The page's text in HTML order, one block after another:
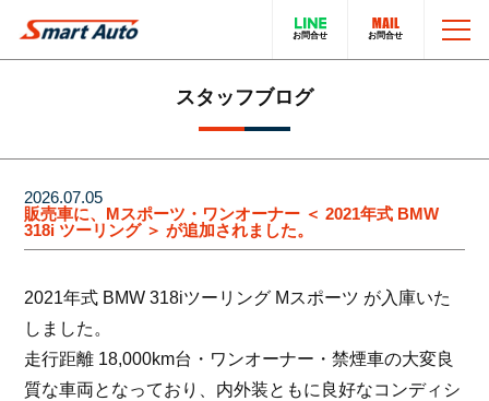
スタッフブログ
2026.07.05
販売車に、Mスポーツ・ワンオーナー ＜ 2021年式 BMW
318i ツーリング ＞ が追加されました。
2021年式 BMW 318iツーリング Mスポーツ が入庫いた
しました。
走行距離 18,000km台・ワンオーナー・禁煙車の大変良
質な車両となっており、内外装ともに良好なコンディシ
スマートオートのこと
輸入車販売サービス
トータルカーサービス
在庫車一覧
お問い合わせ
在庫車について
買取・下取りについて
LINEでのお問い合わせ